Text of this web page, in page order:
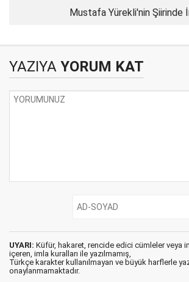
Mustafa Yürekli'nin Şiirinde
YAZIYA YORUM KAT
UYARI: Küfür, hakaret, rencide edici cümleler veya
içeren, imla kuralları ile yazılmamış,
Türkçe karakter kullanılmayan ve büyük harflerle
onaylanmamaktadır.